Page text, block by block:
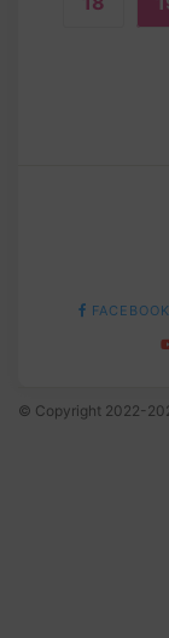
FACEBOOK
© Copyright 2022-